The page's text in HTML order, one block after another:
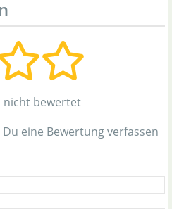
nicht bewertet
eine Bewertung verfassen